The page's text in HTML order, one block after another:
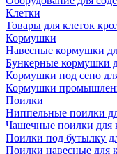
Клетки
Товары для клеток
Кормушки
Навесные кормушки
Бункерные кормушки
Кормушки под сено
Кормушки
Поилки
Ниппельные поилки
Чашечные поилки для
Поилки под бутылку
Поилки навесные для